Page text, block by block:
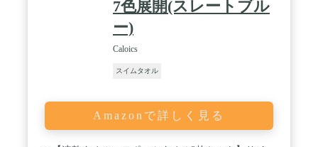
7色展開(スレートブル
ー)
Caloics
スイムタオル
Amazonで詳しく見る